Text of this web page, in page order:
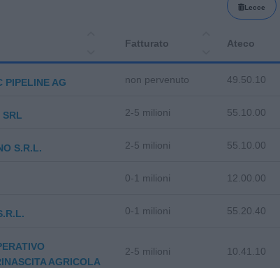
Lecce
Fatturato Ateco
PIPELINE AG non pervenuto 49.50.10
SRL 2-5 milioni 55.10.00
S.R.L. 2-5 milioni 55.10.00
0-1 milioni 12.00.00
0-1 milioni 55.20.40
AGRICOLA
2-5 milioni 10.41.10